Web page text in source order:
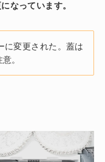
なっています。
変更された。蓋は
。